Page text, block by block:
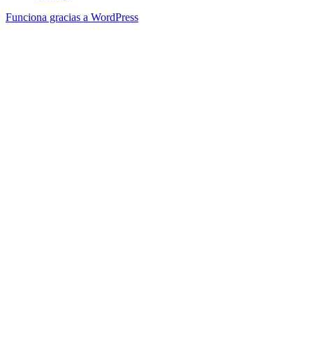
Funciona gracias a WordPress